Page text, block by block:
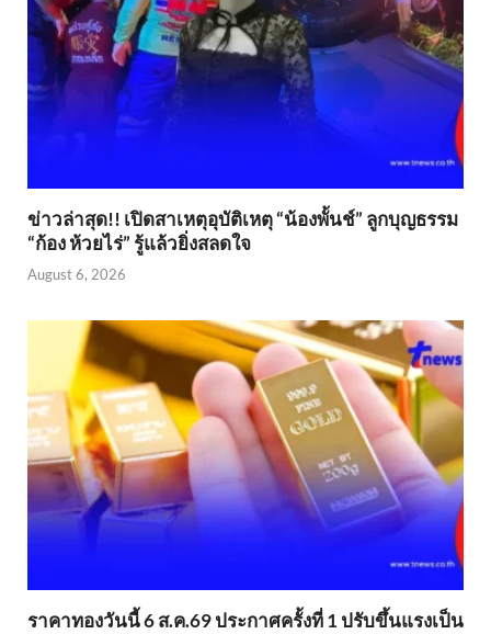
ข่าวล่าสุด!! เปิดสาเหตุอุบัติเหตุ “น้องพั้นช์” ลูกบุญธรรม
“ก้อง ห้วยไร่” รู้แล้วยิ่งสลดใจ
August 6, 2026
ราคาทองวันนี้ 6 ส.ค.69 ประกาศครั้งที่ 1 ปรับขึ้นแรงเป็น